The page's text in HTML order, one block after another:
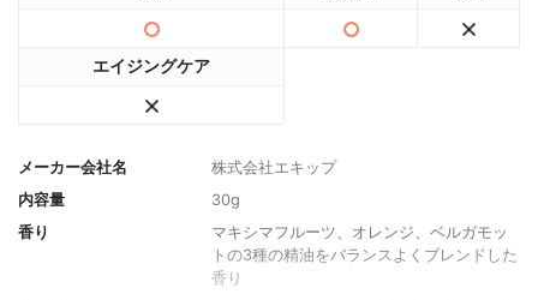
エイジングケア
メーカー会社名
株式会社エキップ
内容量
30g
香り
マキシマフルーツ、オレンジ、ベルガモッ
トの3種の精油をバランスよくブレンドした
香り